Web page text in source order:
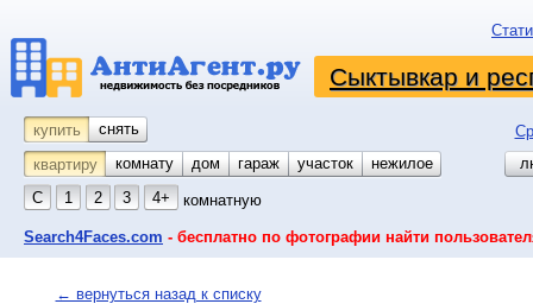
Сыктывкар и
купить снять
квартиру
комнату койко-место
дом гараж участок
нежилое
С
1 2 3 4+ комнатную
Search4Faces.com - бесплатно по фотографии найти
← вернуться назад к списку